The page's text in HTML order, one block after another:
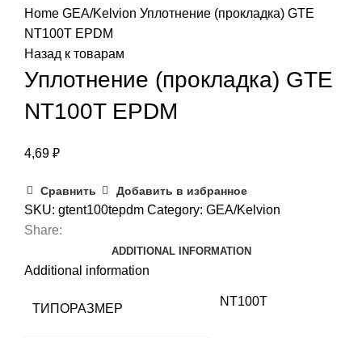
Home GEA/Kelvion Уплотнение (прокладка) GTE
NT100T EPDM
Назад к товарам
Уплотнение (прокладка) GTE
NT100T EPDM
4,69 ₽
Сравнить Добавить в избранное
SKU: gtent100tepdm Category: GEA/Kelvion
Share:
ADDITIONAL INFORMATION
Additional information
ТИПОРАЗМЕР
NT100T